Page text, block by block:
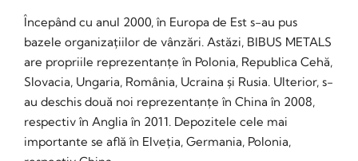
Începând cu anul 2000, în Europa de Est s-au pus
bazele organizațiilor de vânzări. Astăzi, BIBUS METALS
are propriile reprezentanțe în Polonia, Republica Cehă,
Slovacia, Ungaria, România, Ucraina și Rusia. Ulterior, s-
au deschis două noi reprezentanțe în China în 2008,
respectiv în Anglia în 2011. Depozitele cele mai
importante se află în Elveția, Germania, Polonia,